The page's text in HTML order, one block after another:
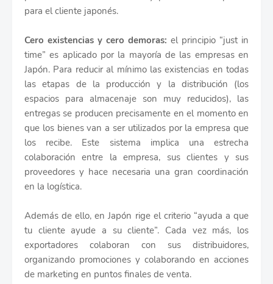
para el cliente japonés.
Cero existencias y cero demoras: el principio “just in
time” es aplicado por la mayoría de las empresas en
Japón. Para reducir al mínimo las existencias en todas
las etapas de la producción y la distribución (los
espacios para almacenaje son muy reducidos), las
entregas se producen precisamente en el momento en
que los bienes van a ser utilizados por la empresa que
los recibe. Este sistema implica una estrecha
colaboración entre la empresa, sus clientes y sus
proveedores y hace necesaria una gran coordinación
en la logística.
Además de ello, en Japón rige el criterio “ayuda a que
tu cliente ayude a su cliente”. Cada vez más, los
exportadores colaboran con sus distribuidores,
organizando promociones y colaborando en acciones
de marketing en puntos finales de venta.